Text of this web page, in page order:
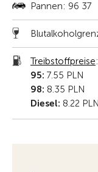
Pannen: 96 37
Treibstoffpreise:
95: 7.55 PLN
98: 8.35 PLN
Diesel: 8.22 PLN